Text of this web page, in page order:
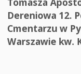
Dereniowa 12.
Cmentarzu w
Warszawie kw.